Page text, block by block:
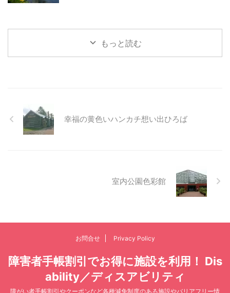
もっと読む
幸福の黄色いハンカチ想い出ひろば
室内公園色彩館
お問合せ Privacy Policy
障害者手帳割引でお得に施設を利用！ Dis
ability／ディスアビリティ
障がい者手帳割引やクーポンなど各種減免制度のある施設やバリアフリー情